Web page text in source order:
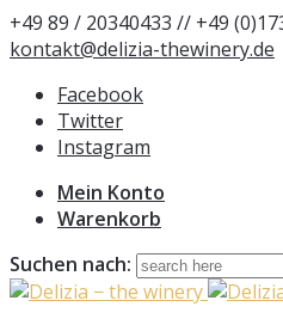
+49 89 / 20340433 // +49
kontakt@delizia-thewinery.de
Facebook
Twitter
Instagram
Mein Konto
Warenkorb
Suchen nach: